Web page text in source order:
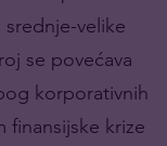
velike
se povećava
korporativnih
krize